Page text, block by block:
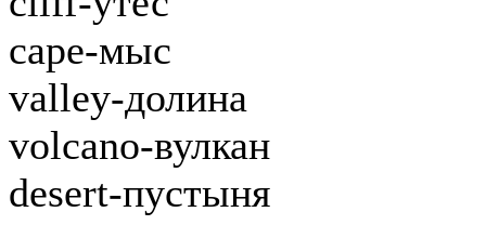
cape-мыс
valley-долина
volcano-вулкан
desert-пустыня